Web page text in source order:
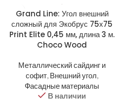
Grand Line: Угол внешний
сложный для Экобрус 75х75
Print Elite 0,45 мм, длина 3 м.
Choco Wood
Металлический сайдинг и
софит, Внешний угол,
Фасадные материалы
В наличии